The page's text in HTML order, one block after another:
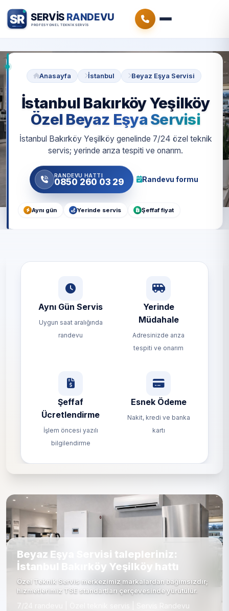
Anasayfa İstanbul Beyaz Eşya Servisi
İstanbul Bakırköy Yeşilköy
Özel Beyaz Eşya Servisi
İstanbul Bakırköy Yeşilköy genelinde 7/24 özel teknik
servis; yerinde arıza tespiti ve onarım.
RANDEVU HATTI
0850 260 03 29 Randevu formu
Aynı gün Yerinde servis Şeffaf fiyat
Aynı Gün Servis
Uygun saat aralığında
randevu
Yerinde
Müdahale
Adresinizde arıza
tespiti ve onarım
Şeffaf
Ücretlendirme
İşlem öncesi yazılı
bilgilendirme
Esnek Ödeme
Nakit, kredi ve banka
kartı
Beyaz Eşya Servisi talepleriniz:
İstanbul Bakırköy Yeşilköy hattı
Özel Teknik Servis merkezimiz markalardan bağımsızdır;
hizmetlerimiz TSE standartları çerçevesinde yürütülür.
7/24 randevu | Özel teknik servis | Servis Randevu